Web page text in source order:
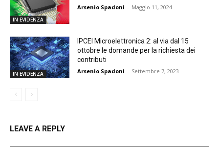
IN EVIDENZA
Arsenio Spadoni - Maggio 11, 2024
IN EVIDENZA
IPCEI Microelettronica 2: al via dal 15
ottobre le domande per la richiesta dei
contributi
Arsenio Spadoni - Settembre 7, 2023
LEAVE A REPLY